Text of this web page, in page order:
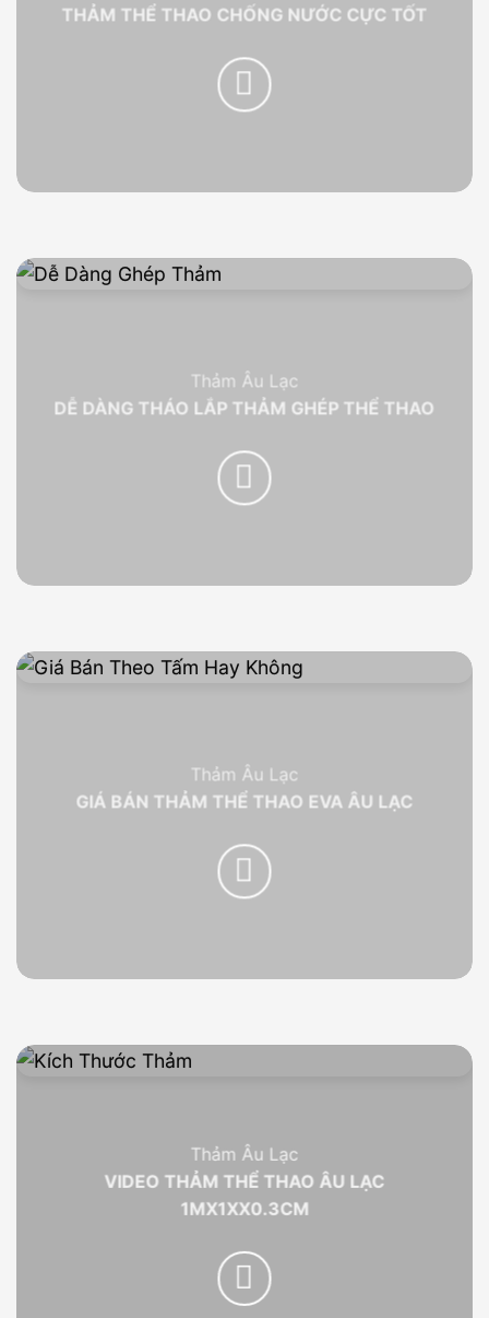
THẢM THỂ THAO CHỐNG NƯỚC CỰC TỐT
Thảm Âu Lạc
DỄ DÀNG THÁO LẮP THẢM GHÉP THỂ THAO
Thảm Âu Lạc
GIÁ BÁN THẢM THỂ THAO EVA ÂU LẠC
Thảm Âu Lạc
VIDEO THẢM THỂ THAO ÂU LẠC
1MX1XX0.3CM